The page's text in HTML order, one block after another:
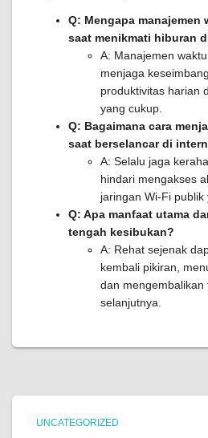
Q: Mengapa
saat menikmati hiburan
A: Manajemen
menjaga
produktivitas harian
yang cukup.
Q: Bagaimana cara
saat berselancar di
A: Selalu jaga
hindari mengakses
jaringan Wi-Fi publik
Q: Apa manfaat utama
tengah kesibukan?
A: Rehat sejenak
kembali pikiran,
dan mengembalikan
selanjutnya.
UNCATEGORIZED